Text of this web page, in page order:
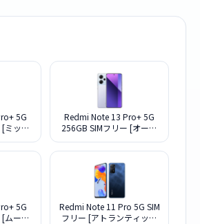
5G
ミッド
Redmi Note 13 Pro+ 5G
256GB SIMフリー [オーロ
5G
ムーン
Redmi Note 11 Pro 5G SIM
フリー [アトランティック